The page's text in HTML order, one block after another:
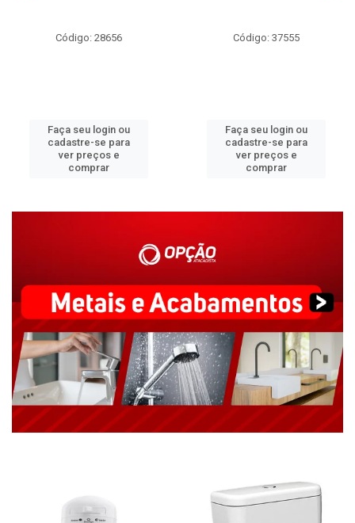
Código: 28656
Faça seu login ou
cadastre-se para
ver preços e
comprar
Código: 37555
Faça seu login ou
cadastre-se para
ver preços e
comprar